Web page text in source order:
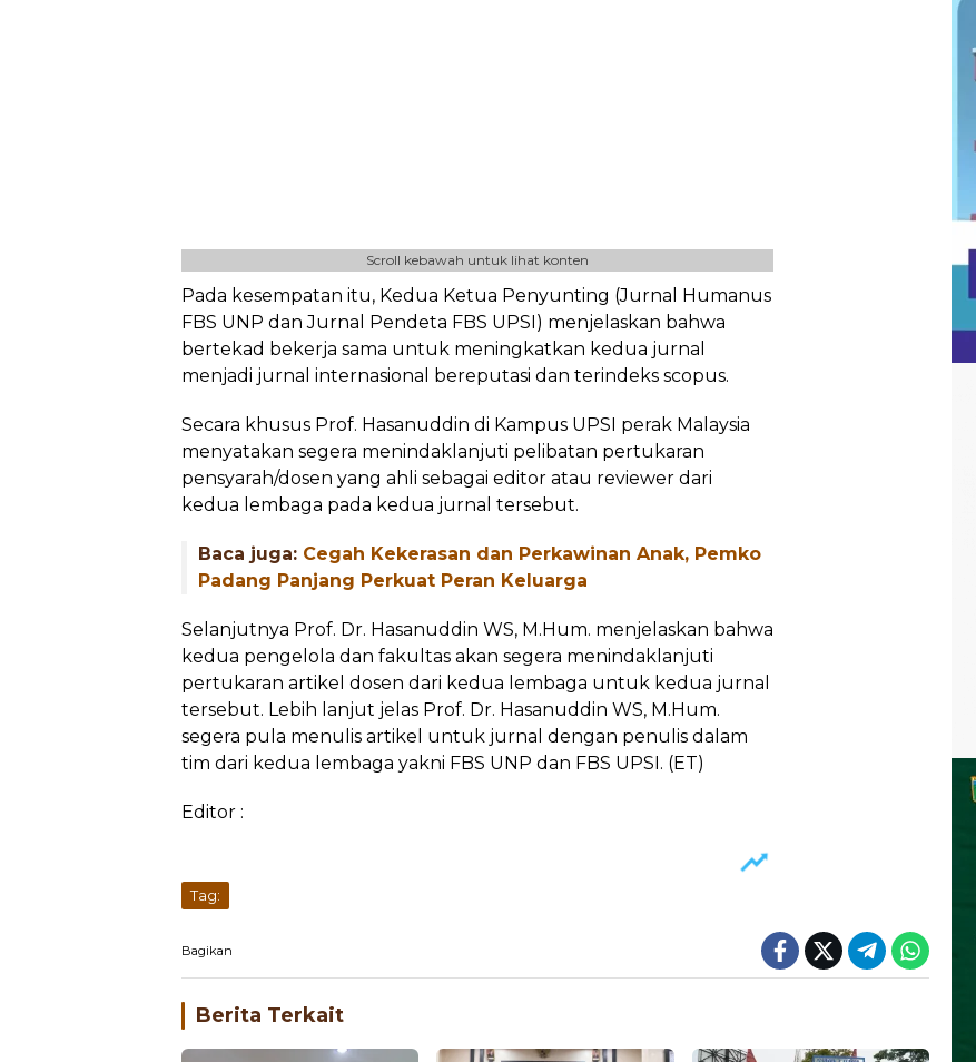
Scroll kebawah untuk lihat konten
Pada kesempatan itu, Kedua Ketua Penyunting (Jurnal Humanus
FBS UNP dan Jurnal Pendeta FBS UPSI) menjelaskan bahwa
bertekad bekerja sama untuk meningkatkan kedua jurnal
menjadi jurnal internasional bereputasi dan terindeks scopus.
Secara khusus Prof. Hasanuddin di Kampus UPSI perak Malaysia
menyatakan segera menindaklanjuti pelibatan pertukaran
pensyarah/dosen yang ahli sebagai editor atau reviewer dari
kedua lembaga pada kedua jurnal tersebut.
Baca juga: Cegah Kekerasan dan Perkawinan Anak, Pemko
Padang Panjang Perkuat Peran Keluarga
Selanjutnya Prof. Dr. Hasanuddin WS, M.Hum. menjelaskan bahwa
kedua pengelola dan fakultas akan segera menindaklanjuti
pertukaran artikel dosen dari kedua lembaga untuk kedua jurnal
tersebut. Lebih lanjut jelas Prof. Dr. Hasanuddin WS, M.Hum.
segera pula menulis artikel untuk jurnal dengan penulis dalam
tim dari kedua lembaga yakni FBS UNP dan FBS UPSI. (ET)
Editor :
Tag:
Bagikan
Berita Terkait